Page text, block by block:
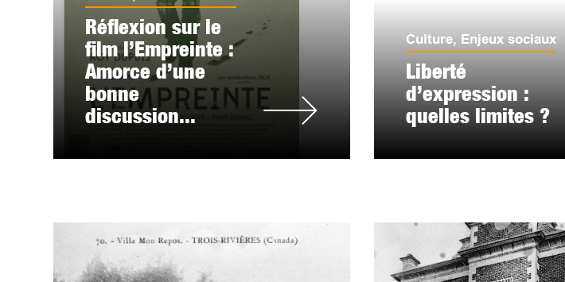
Réflexion sur le
film l’Empreinte :
Amorce d’une
bonne
discussion...
Culture, Enjeux sociaux
Liberté
d’expression :
quelles limites ?